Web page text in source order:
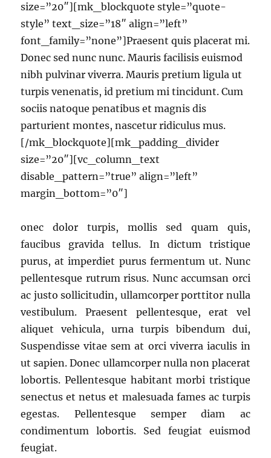
size=”20″][mk_blockquote style=”quote-
style” text_size=”18″ align=”left”
font_family=”none”]Praesent quis placerat mi.
Donec sed nunc nunc. Mauris facilisis euismod
nibh pulvinar viverra. Mauris pretium ligula ut
turpis venenatis, id pretium mi tincidunt. Cum
sociis natoque penatibus et magnis dis
parturient montes, nascetur ridiculus mus.
[/mk_blockquote][mk_padding_divider
size=”20″][vc_column_text
disable_pattern=”true” align=”left”
margin_bottom=”0″]
onec dolor turpis, mollis sed quam quis,
faucibus gravida tellus. In dictum tristique
purus, at imperdiet purus fermentum ut. Nunc
pellentesque rutrum risus. Nunc accumsan orci
ac justo sollicitudin, ullamcorper porttitor nulla
vestibulum. Praesent pellentesque, erat vel
aliquet vehicula, urna turpis bibendum dui,
Suspendisse vitae sem at orci viverra iaculis in
ut sapien. Donec ullamcorper nulla non placerat
lobortis. Pellentesque habitant morbi tristique
senectus et netus et malesuada fames ac turpis
egestas. Pellentesque semper diam ac
condimentum lobortis. Sed feugiat euismod
feugiat.